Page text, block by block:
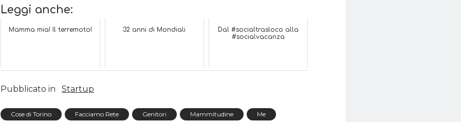
Leggi anche:
Mamma mia! Il terremoto! 32 anni di Mondiali
Dal #socialtrasloco alla
#socialvacanza
Pubblicato in Startup
Cose di Torino Facciamo Rete Genitori Mammitudine Me